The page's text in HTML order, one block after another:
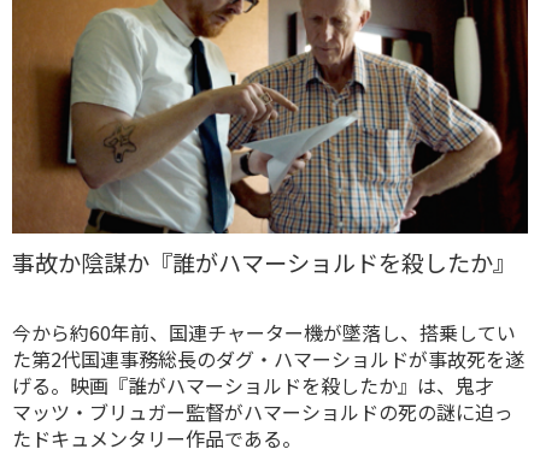
事故か陰謀か『誰がハマーショルドを殺したか』
今から約60年前、国連チャーター機が墜落し、搭乗してい
た第2代国連事務総長のダグ・ハマーショルドが事故死を遂
げる。映画『誰がハマーショルドを殺したか』は、鬼才
マッツ・ブリュガー監督がハマーショルドの死の謎に迫っ
たドキュメンタリー作品である。